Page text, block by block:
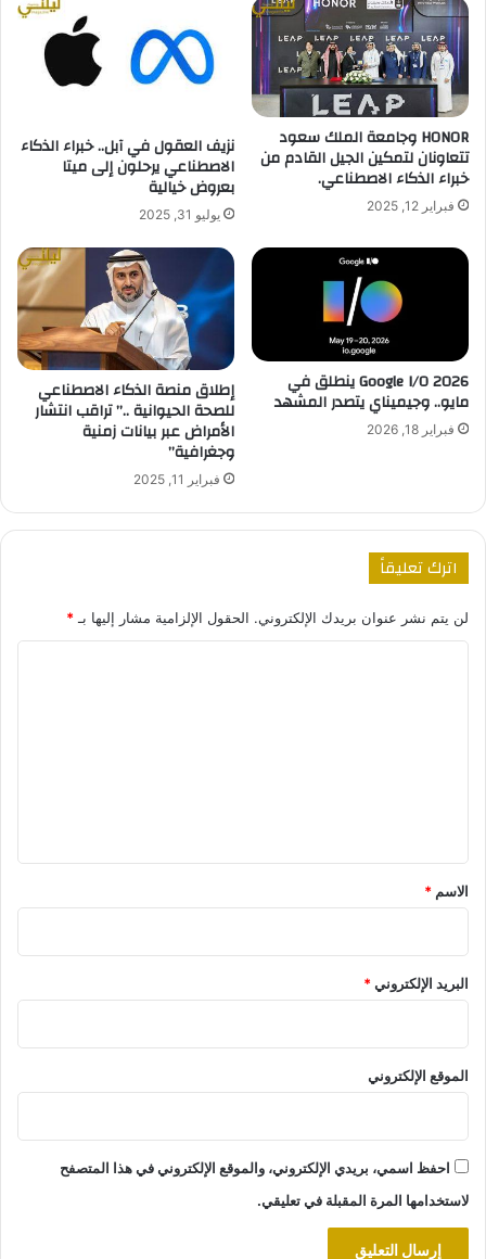
HONOR وجامعة الملك سعود
تتعاونان لتمكين الجيل القادم من
خبراء الذكاء الاصطناعي.
فبراير 12, 2025
نزيف العقول في آبل.. خبراء الذكاء
الاصطناعي يرحلون إلى ميتا
بعروض خيالية
يوليو 31, 2025
Google I/O 2026 ينطلق في
مايو.. وجيميناي يتصدر المشهد
فبراير 18, 2026
إطلاق منصة الذكاء الاصطناعي
للصحة الحيوانية ..” تراقب انتشار
الأمراض عبر بيانات زمنية
وجغرافية”
فبراير 11, 2025
اترك تعليقاً
لن يتم نشر عنوان بريدك الإلكتروني. الحقول الإلزامية مشار إليها بـ *
*
الاسم *
البريد الإلكتروني*
الموقع الإلكتروني
احفظ اسمي، بريدي الإلكتروني، والموقع الإلكتروني في هذا المتصفح
لاستخدامها المرة المقبلة في تعليقي.